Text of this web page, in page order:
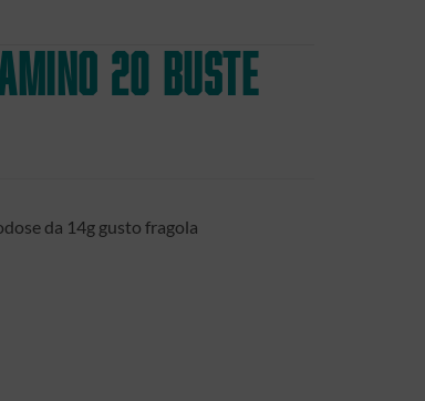
20 buste
da 14g gusto fragola